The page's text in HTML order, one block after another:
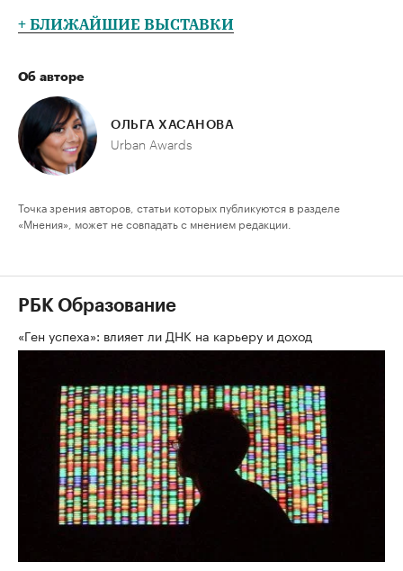
+ БЛИЖАЙШИЕ ВЫСТАВКИ
Об авторе
ОЛЬГА ХАСАНОВА
Urban Awards
Точка зрения авторов, статьи которых публикуются в разделе
«Мнения», может не совпадать с мнением редакции.
РБК Образование
«Ген успеха»: влияет ли ДНК на карьеру и доход